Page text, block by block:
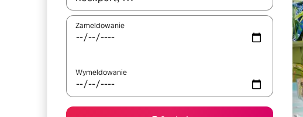
Zameldowanie
Wymeldowanie